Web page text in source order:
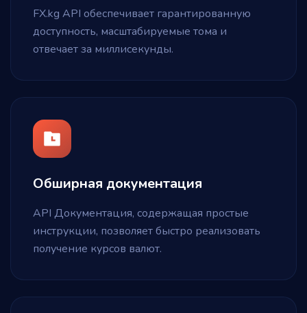
FX.kg API обеспечивает гарантированную
доступность, масштабируемые тома и
отвечает за миллисекунды.
Обширная документация
API Документация, содержащая простые
инструкции, позволяет быстро реализовать
получение курсов валют.